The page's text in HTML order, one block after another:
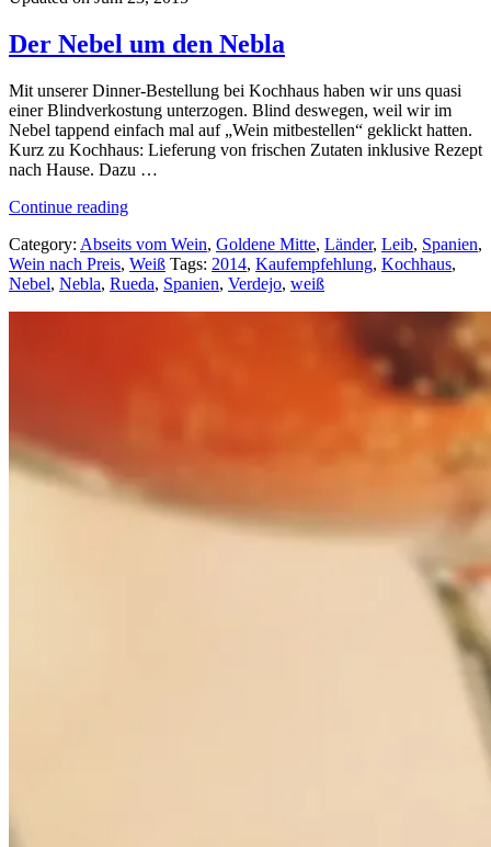
Der Nebel um den Nebla
Mit unserer Dinner-Bestellung bei Kochhaus haben wir uns quasi
einer Blindverkostung unterzogen. Blind deswegen, weil wir im
Nebel tappend einfach mal auf „Wein mitbestellen“ geklickt hatten.
Kurz zu Kochhaus: Lieferung von frischen Zutaten inklusive Rezept
nach Hause. Dazu …
Continue reading„Der
um
den
Nebla“
Category: Abseits vom Wein, Goldene Mitte, Länder, Leib, Spanien,
Wein nach Preis, Weiß Tags: 2014, Kaufempfehlung, Kochhaus,
Nebel, Nebla, Rueda, Spanien, Verdejo, weiß